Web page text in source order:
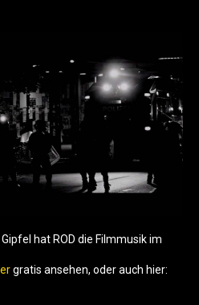
hat ROD die Filmmusik im
gratis ansehen, oder auch hier: